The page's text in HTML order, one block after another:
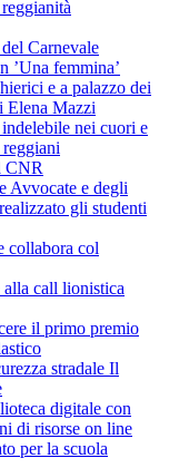
Carnevale
’Una femmina’
e a palazzo dei
Elena Mazzi
nei cuori e
CNR
Avvocate e degli
gli studenti
collabora col
call lionistica
il primo premio
stradale Il
digitale con
di risorse on line
per la scuola